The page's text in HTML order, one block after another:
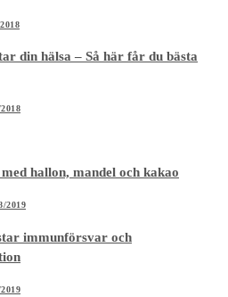
din hälsa – Så här får du bästa
hallon, mandel och kakao
2019
immunförsvar och